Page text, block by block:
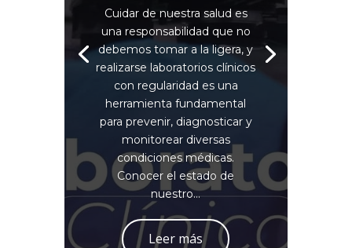
Cuidar de nuestra salud es
una responsabilidad que no
debemos tomar a la ligera, y
realizarse laboratorios clínicos
con regularidad es una
herramienta fundamental
para prevenir, diagnosticar y
monitorear diversas
condiciones médicas.
Conocer el estado de
nuestro...
Leer más